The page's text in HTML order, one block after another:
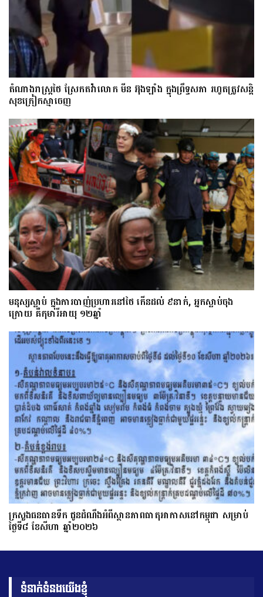
តំណាងរាស្ត្រថៃ ស្រែកតវ៉ាលោក មីន អ៊ុងឡាំង ក្នុងព្រឹទ្ធសភា រហូតត្រូវសន្តិ
សុខក្រៀកស្មាចេញ
មនុស្សស្លាប់ ក្នុងការបាញ់ប្រហារនៅថៃ កើនដល់ ៩នាក់, អ្នកស្លាប់ចុង
ក្រោយ គឺកុមារីអាយុ ១២ឆ្នាំ
ក្រសួងធនធានទឹក ជូនដំណឹងអំពីស្ថានភាពធាតុអាកាសនៅកម្ពុជា សម្រាប់
ថ្ងៃទី៨ ខែសីហា ឆ្នាំ២០២៦
ទំនាក់ទំនងយើងខ្ញុំ